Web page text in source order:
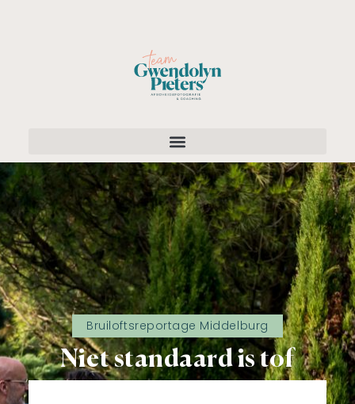
Bruiloftsreportage Middelburg
Niet standaard is tof